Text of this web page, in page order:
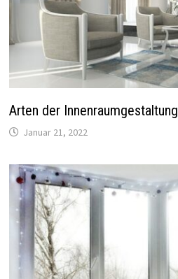
Arten der Innenraumgestaltung
Januar 21, 2022